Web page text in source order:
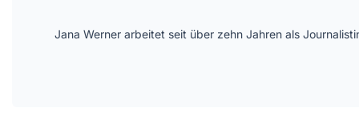
Jana Werner arbeitet seit über zehn Jahren als